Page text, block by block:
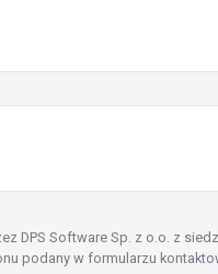
DPS Software Sp. z o.o. z
podany w formularzu